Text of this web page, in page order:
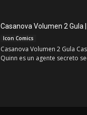
Casanova Volumen 2 Gula |
Icon Comics
Casanova Volumen 2 Gula
Quinn es un agente secreto